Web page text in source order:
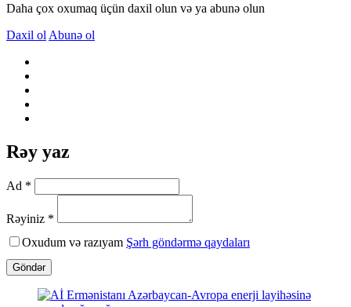
Daha çox oxumaq üçün daxil olun və ya abunə olun
Daxil ol Abunə ol
Rəy yaz
Ad *
Rəyiniz *
Oxudum və razıyam Şərh göndərmə qaydaları
Göndər